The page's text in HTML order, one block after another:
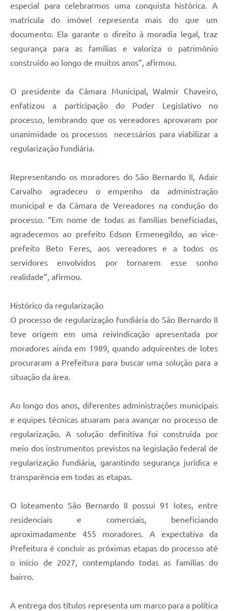
especial para celebrarmos uma conquista histórica. A
matrícula do imóvel representa mais do que um
documento. Ela garante o direito à moradia legal, traz
segurança para as famílias e valoriza o patrimônio
construído ao longo de muitos anos”, afirmou.
O presidente da Câmara Municipal, Walmir Chaveiro,
enfatizou a participação do Poder Legislativo no
processo, lembrando que os vereadores aprovaram por
unanimidade os processos necessários para viabilizar a
regularização fundiária.
Representando os moradores do São Bernardo II, Adair
Carvalho agradeceu o empenho da administração
municipal e da Câmara de Vereadores na condução do
processo. “Em nome de todas as famílias beneficiadas,
agradecemos ao prefeito Edson Ermenegildo, ao vice-
prefeito Beto Feres, aos vereadores e a todos os
servidores envolvidos por tornarem esse sonho
realidade”, afirmou.
Histórico da regularização
O processo de regularização fundiária do São Bernardo II
teve origem em uma reivindicação apresentada por
moradores ainda em 1989, quando adquirentes de lotes
procuraram a Prefeitura para buscar uma solução para a
situação da área.
Ao longo dos anos, diferentes administrações municipais
e equipes técnicas atuaram para avançar no processo de
regularização. A solução definitiva foi construída por
meio dos instrumentos previstos na legislação federal de
regularização fundiária, garantindo segurança jurídica e
transparência em todas as etapas.
O loteamento São Bernardo II possui 91 lotes, entre
residenciais e comerciais, beneficiando
aproximadamente 455 moradores. A expectativa da
Prefeitura é concluir as próximas etapas do processo até
o início de 2027, contemplando todas as famílias do
bairro.
A entrega dos títulos representa um marco para a política